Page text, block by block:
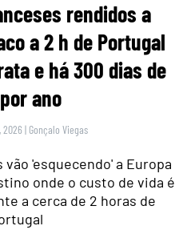
rendidos a
a 2 h de Portugal
e há 300 dias de
ano
2026 | Gonçalo Viegas
'esquecendo' a Europa
onde o custo de vida é
a cerca de 2 horas de